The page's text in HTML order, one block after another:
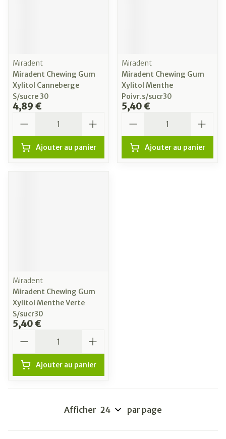
Miradent
Miradent Chewing Gum
Xylitol Canneberge
S/sucre 30
4,89 €
Ajouter au panier
Miradent
Miradent Chewing Gum
Xylitol Menthe
Poivr.s/sucr30
5,40 €
Ajouter au panier
Miradent
Miradent Chewing Gum
Xylitol Menthe Verte
S/sucr30
5,40 €
Ajouter au panier
Afficher par page